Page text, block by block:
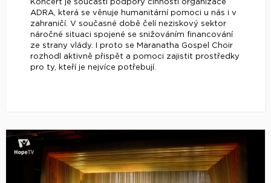
Koncert je součástí podpory činnosti organizace
ADRA, která se věnuje humanitární pomoci u nás i v
zahraničí. V současné době čelí neziskový sektor
náročné situaci spojené se snižováním financování
ze strany vlády. I proto se Maranatha Gospel Choir
rozhodl aktivně přispět a pomoci zajistit prostředky
pro ty, kteří je nejvíce potřebují.